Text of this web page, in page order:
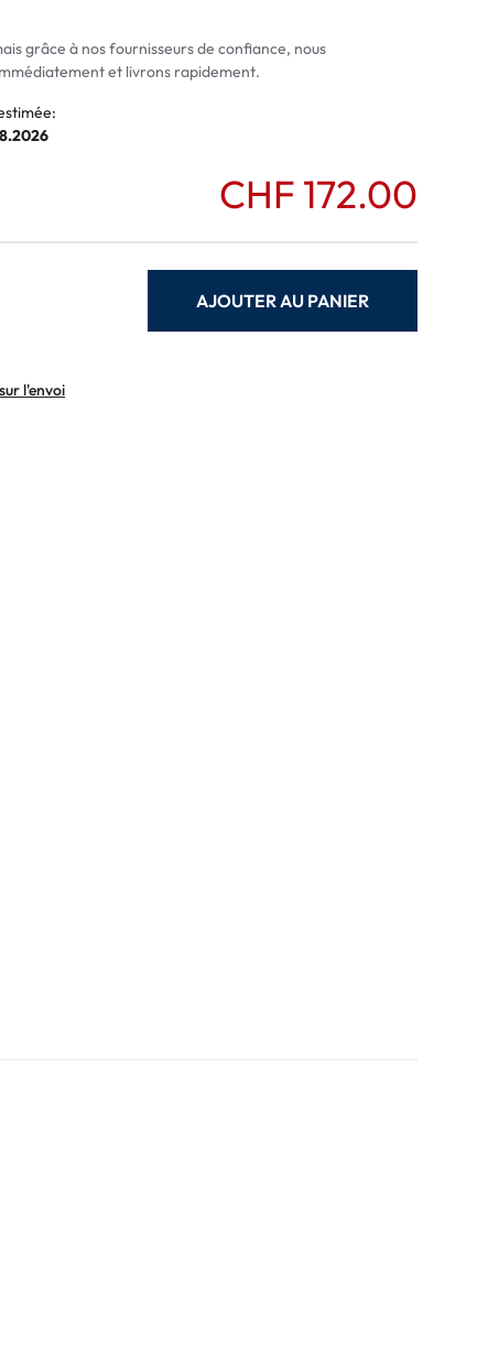
grâce à nos fournisseurs de confiance, nous
et livrons rapidement.
CHF 172.00
AJOUTER AU PANIER
l'envoi